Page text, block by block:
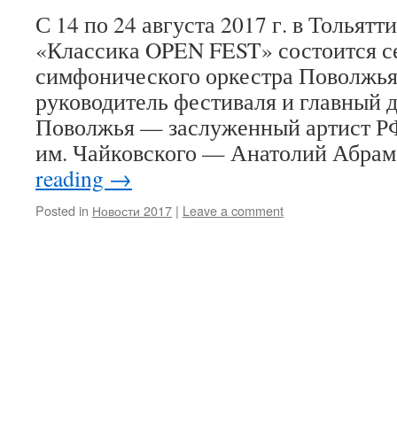
С 14 по 24 августа 2017 г. в
«Классика OPEN FEST» состоится
симфонического оркестра
руководитель фестиваля и
Поволжья — заслуженный артист
им. Чайковского — Анатолий
reading →
Posted in Новости 2017 | Leave a comment